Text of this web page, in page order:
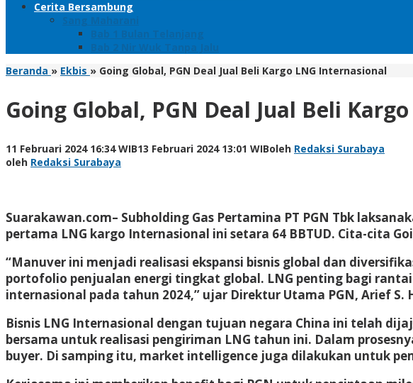
Cerita Bersambung
Sang Maharani
Bab 1 Bulan Telanjang
Bab 2 Nir Wuk Tanpa Jalu
Beranda » Ekbis » Going Global, PGN Deal Jual Beli Kargo LNG Internasional
Going Global, PGN Deal Jual Beli
11 Februari 2024 16:34 WIB13 Februari 2024 13:01 WIBoleh Redaksi Surabaya
oleh Redaksi Surabaya
Suarakawan.com– Subholding Gas Pertamina PT PGN Tbk
pertama LNG kargo Internasional ini setara 64 BBTUD. Cita-cita
“Manuver ini menjadi realisasi ekspansi bisnis global dan
portofolio penjualan energi tingkat global. LNG penting bagi
internasional pada tahun 2024,” ujar Direktur Utama PGN, Arief S.
Bisnis LNG Internasional dengan tujuan negara China ini telah
bersama untuk realisasi pengiriman LNG tahun ini. Dalam
buyer. Di samping itu, market intelligence juga dilakukan untuk